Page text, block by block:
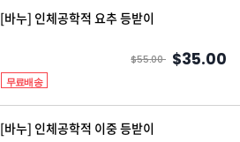
[바누] 인체공학적 요추 등받이
$55.00 $35.00
무료배송
[바누] 인체공학적 이중 등받이